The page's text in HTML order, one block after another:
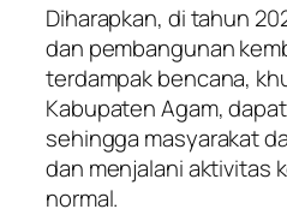
Diharapkan, di tahun
dan pembangunan
terdampak bencana,
Kabupaten Agam,
sehingga masyarakat
dan menjalani aktivitas
normal.